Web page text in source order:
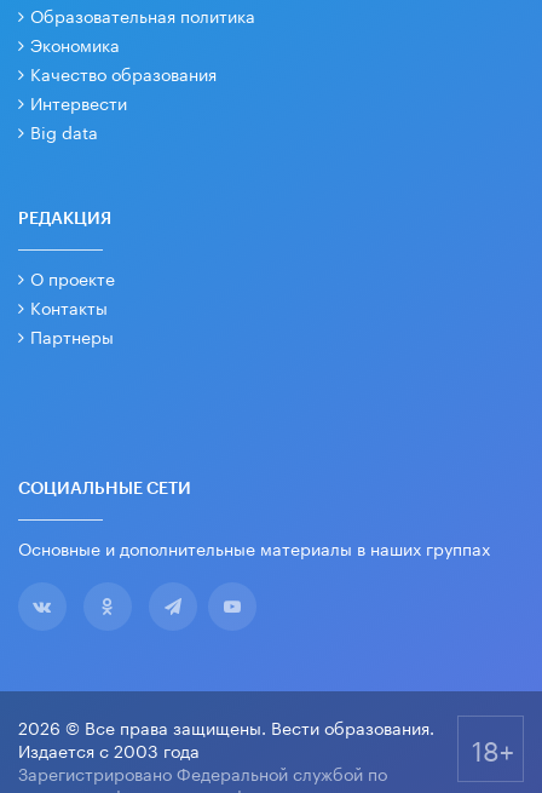
Образовательная политика
Экономика
Качество образования
Интервести
Big data
РЕДАКЦИЯ
О проекте
Контакты
Партнеры
СОЦИАЛЬНЫЕ СЕТИ
Основные и дополнительные материалы в наших группах
2026 © Все права защищены. Вести образования.
Издается с 2003 года
Зарегистрировано Федеральной службой по
18+